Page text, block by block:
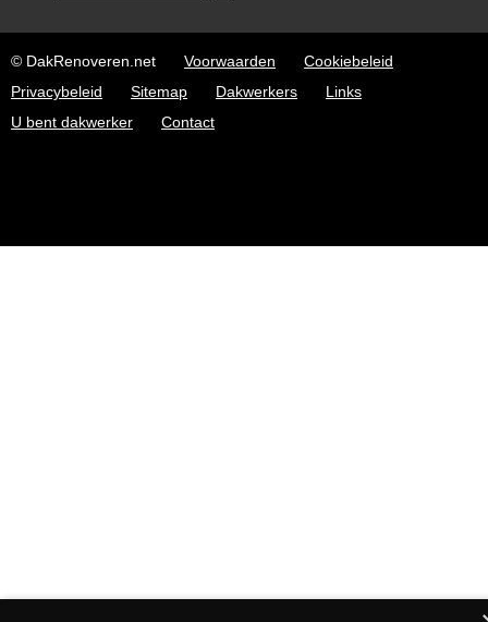
© DakRenoveren.net Voorwaarden
Cookiebeleid
Privacybeleid
Sitemap Dakwerkers
Links
U bent dakwerker
Contact